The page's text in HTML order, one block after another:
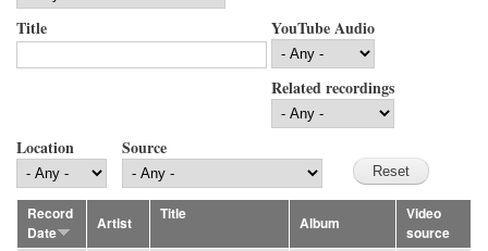
Title YouTube Audio
Related recordings
Location Source
Record
Date
Artist
Title
Album
Video
source